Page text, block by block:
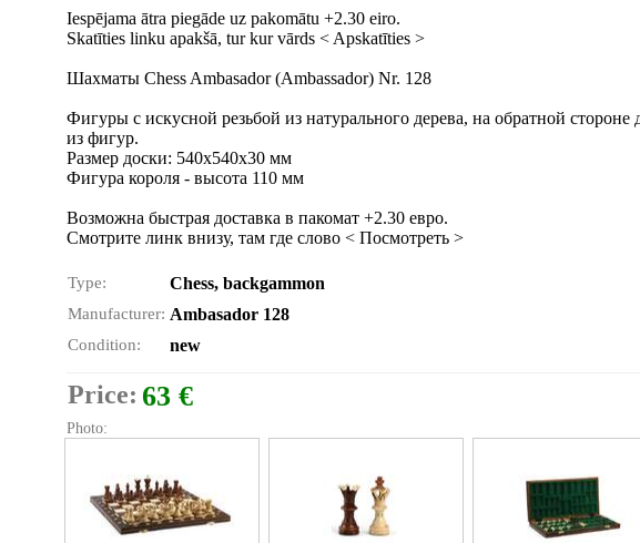
Iespējama ātra piegāde uz pakomātu +2.30 eiro.
Skatīties linku apakšā, tur kur vārds < Apskatīties >
Шахматы Chess Ambasador (Ambassador) Nr. 128
Фигуры с искусной резьбой из натурального дерева, на обратной
из фигур.
Размер доски: 540x540x30 мм
Фигура короля - высота 110 мм
Возможна быстрая доставка в пакомат +2.30 евро.
Смотрите линк внизу, там где слово < Посмотреть >
Type: Chess, backgammon
Manufacturer: Ambasador 128
Condition: new
Price: 63 €
Photo: